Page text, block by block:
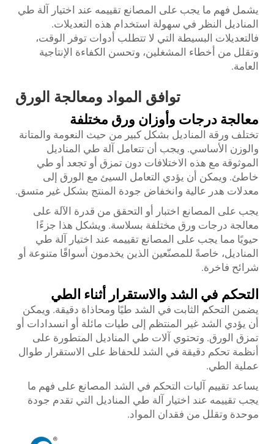
يشمل فهم ما يجب على المصانع تقييمه عند اختيار آلة طي
المناديل النظر في سهولة استخدام هذه التعديلات.
فالتعديلات البسيطة التي لا تتطلب أدوات توفر الوقت،
وتقلل من أخطاء المشغلين، وتحسن الكفاءة الإنتاجية
العامة.
توافق المواد ومعالجة الورق
معالجة درجات وأوزان ورق مختلفة
تختلف ورقة المناديل بشكل كبير من حيث النعومة والمتانة
والوزن الأساسي. ويجب أن تتعامل آلة طي المناديل
الموثوقة مع هذه الاختلافات دون تمزق أو تجعد أو طي
خاطئ. ويمكن أن يؤدي التعامل السيئ مع الورق إلى
معدلات هدر عالية وانخفاض جودة المنتج بشكل غير متسق.
يجب على المصانع اختبار أو التحقق من قدرة الآلة على
معالجة درجات ورق مختلفة بسلاسة. ويشكل هذا جزءًا
حيويًا مما يجب على المصانع تقييمه عند اختيار آلة طي
المناديل، خاصةً للمصنّعين الذين يخدمون أسواقًا متنوعة أو
شرائح فاخرة.
التحكم في الشد والاستقرار أثناء الطي
يضمن التحكم الثابت في الشد طيًا ومحاذاة دقيقة. ويمكن
أن يؤدي الشد غير المنتظم إلى طيات مائلة أو انسدادات أو
تمزق الورق. وتحتوي آلات طي المناديل المتطورة على
أنظمة تحكم دقيقة في الشد للحفاظ على الاستقرار طوال
عملية الطي.
يساعد تقييم آليات التحكم في الشد المصانع على فهم ما
يجب تقييمه عند اختيار آلة طي المناديل التي تقدم جودة
موحدة وتقلل من فقدان المواد.